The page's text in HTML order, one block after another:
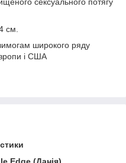
см.
широкого ряду
і США
Edge (Данія)